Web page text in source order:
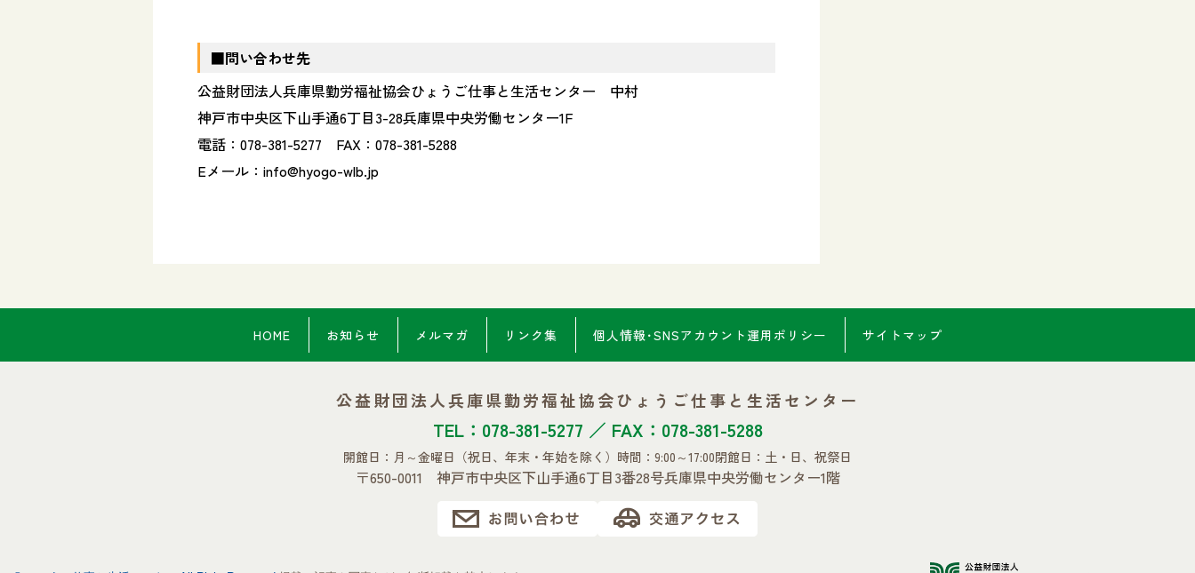
■問い合わせ先
公益財団法人兵庫県勤労福祉協会ひょうご仕事と生活センター 中村
神戸市中央区下山手通6丁目3-28兵庫県中央労働センター1F
電話：078-381-5277 FAX：078-381-5288
Eメール：info@hyogo-wlb.jp
HOME お知らせ メルマガ リンク集 個人情報･SNSアカウント 運用ポリシー サイトマップ
公益財団法人兵庫県勤労福祉協会ひょうご仕事と生活センター
TEL：078-381-5277 ／ FAX：078-381-5288
開館日：月～金曜日 （祝日、年末・年始を除く） 時間：9:00～17:00閉館日：土・日、祝祭日
〒650-0011 神戸市中央区下山手通6丁目3番28号兵庫県中央労働センター1階